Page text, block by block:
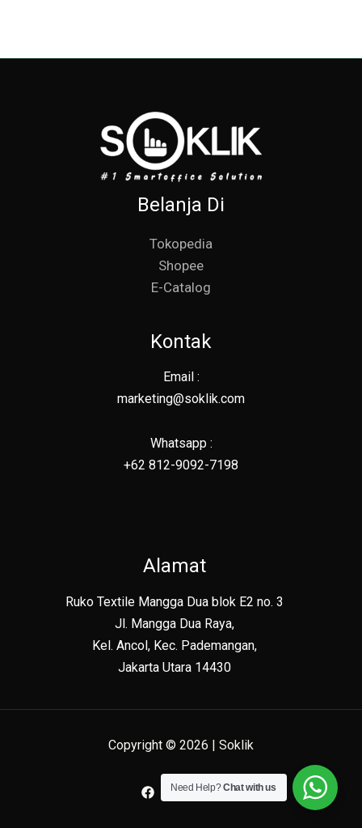
Belanja Di
Tokopedia
Shopee
E-Catalog
Kontak
Email :
marketing@soklik.com
Whatsapp :
+62 812-9092-7198
Alamat
Ruko Textile Mangga Dua blok E2 no. 3
Jl. Mangga Dua Raya,
Kel. Ancol, Kec. Pademangan,
Jakarta Utara 14430
Copyright © 2026 | Soklik
Need Help?Chat with us